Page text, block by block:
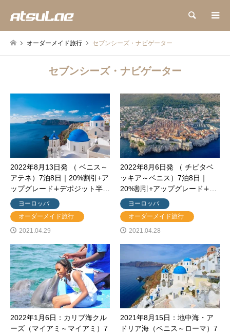
検索
オーダーメイド旅行 セブンシーズ・ナビゲーター
セブンシーズ・ナビゲーター
2022年8月13日発 （ ベニス～
アテネ）7泊8日｜20%割引+ア
ップグレード∔デポジット半…
ヨーロッパ
オーダーメイド旅行
2021.04.29
2022年8月6日発 （ チビタベ
ッキア～ベニス）7泊8日｜
20%割引+アップグレード∔…
ヨーロッパ
オーダーメイド旅行
2021.04.28
2022年1月6日：カリブ海クル
ーズ（マイアミ～マイアミ）7
2021年8月15日：地中海・ア
ドリア海（ベニス～ローマ）7